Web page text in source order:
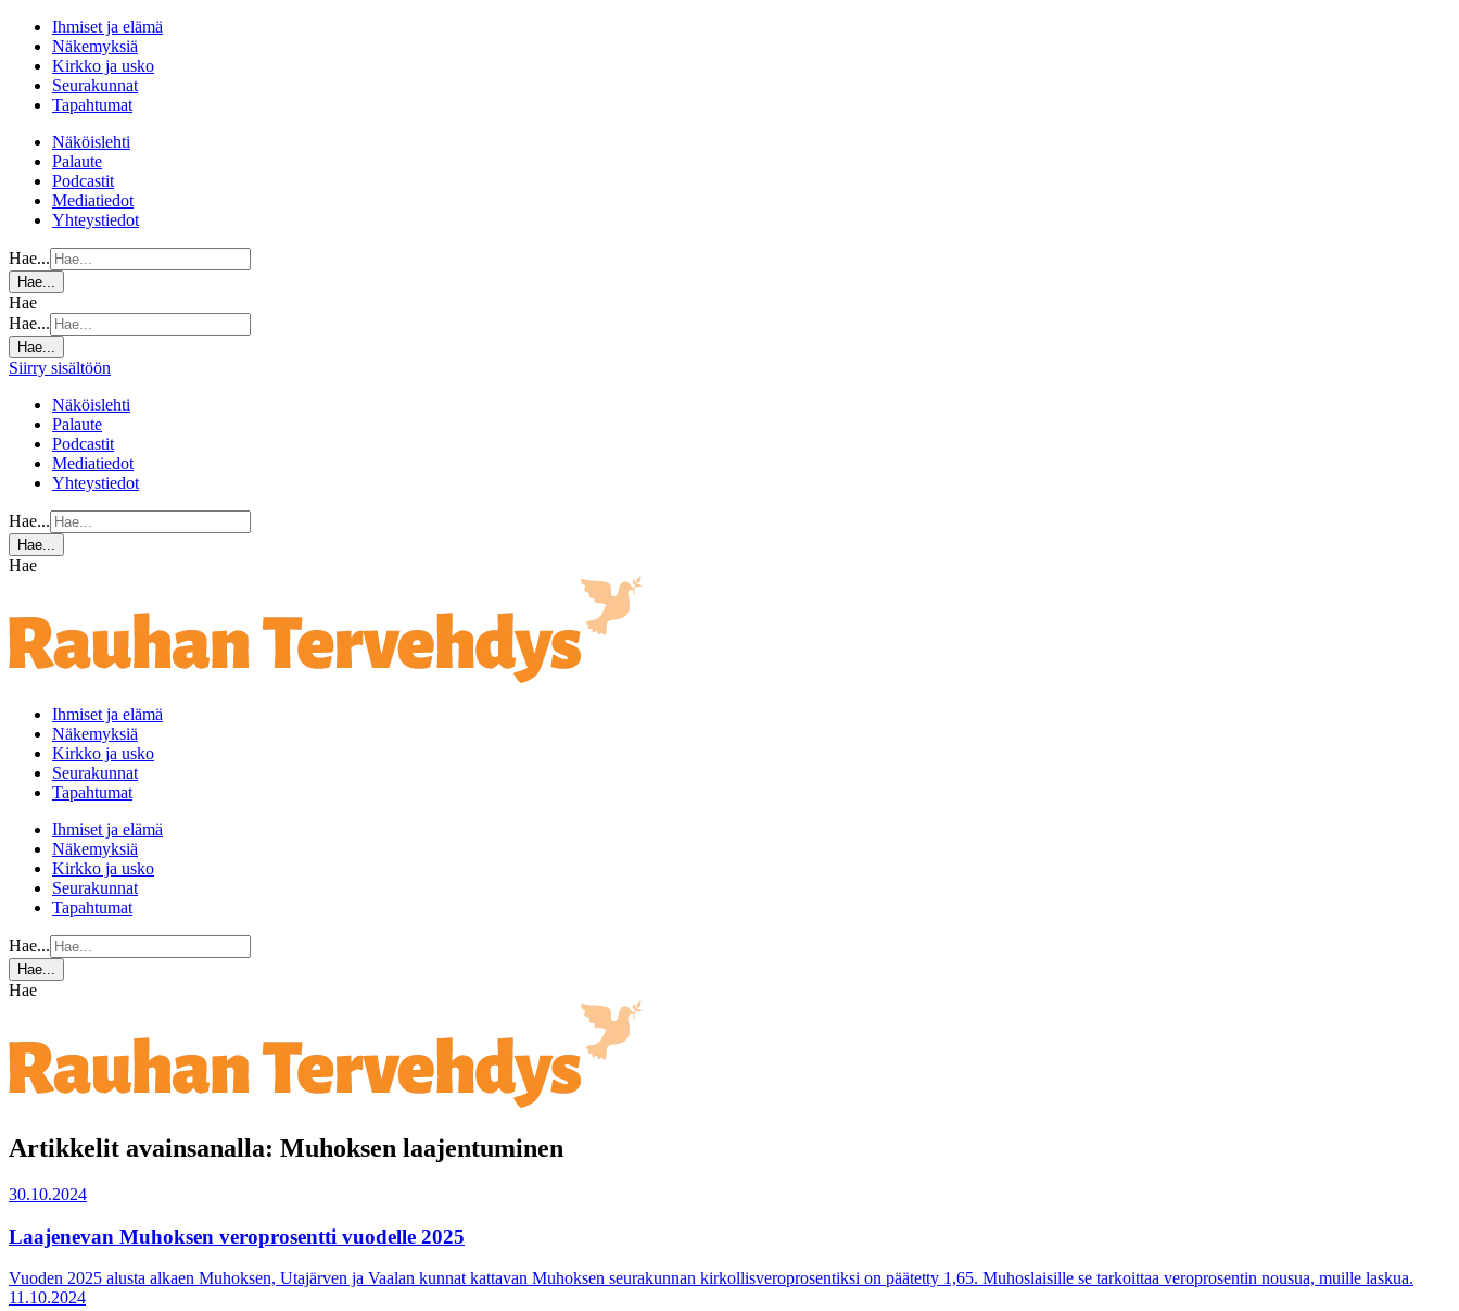
Ihmiset ja elämä
Näkemyksiä
Kirkko ja usko
Seurakunnat
Tapahtumat
Näköislehti
Palaute
Podcastit
Mediatiedot
Yhteystiedot
Hae...
Hae...
Hae
Hae...
Hae...
Siirry sisältöön
Näköislehti
Palaute
Podcastit
Mediatiedot
Yhteystiedot
Hae...
Hae...
Hae
Ihmiset ja elämä
Näkemyksiä
Kirkko ja usko
Seurakunnat
Tapahtumat
Ihmiset ja elämä
Näkemyksiä
Kirkko ja usko
Seurakunnat
Tapahtumat
Hae...
Hae...
Hae
Artikkelit avainsanalla: Muhoksen laajentuminen
30.10.2024
Laajenevan Muhoksen veroprosentti vuodelle 2025
Vuoden 2025 alusta alkaen Muhoksen, Utajärven ja Vaalan kunnat kattavan Muhoksen seurakunnan kirkollisveroprosentiksi on päätetty 1,65. Muhoslaisille se tarkoittaa veroprosentin nousua, muille laskua.
11.10.2024